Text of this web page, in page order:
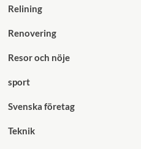
Relining
Renovering
Resor och nöje
sport
Svenska företag
Teknik